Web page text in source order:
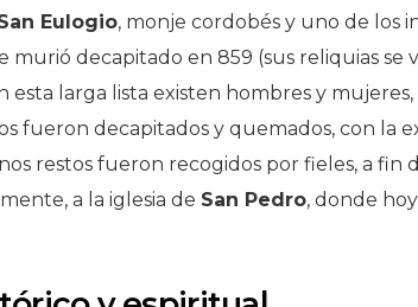
Eulogio, monje cordobés y uno de los
decapitado en 859 (sus reliquias se
esta larga lista existen hombres y mujeres,
fueron decapitados y quemados, con la
restos fueron recogidos por fieles, a fin
a la iglesia de San Pedro, donde